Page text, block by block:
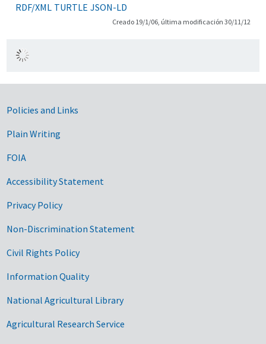
RDF/XML TURTLE JSON-LD
Creado 19/1/06, última modificación 30/11/12
Government Links
Policies and Links
Plain Writing
FOIA
Accessibility Statement
Privacy Policy
Non-Discrimination Statement
Civil Rights Policy
Information Quality
National Agricultural Library
Agricultural Research Service